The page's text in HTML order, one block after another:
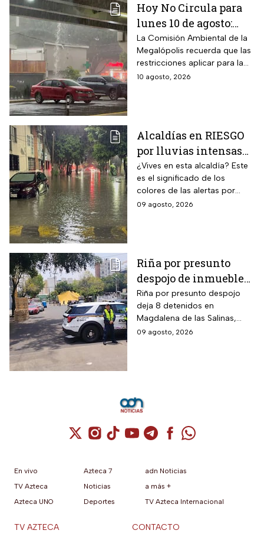
Hoy No Circula para
lunes 10 de agosto:
¿Qué autos descansan
en CDMX y Edomex?
La Comisión Ambiental de la
Megalópolis recuerda que las
restricciones aplicar para la
Ciudad de México y Estado
10 agosto, 2026
Alcaldías en RIESGO
por lluvias intensas
en CDMX hoy 9 de
agosto: ¿dónde hay
alerta y peligro de
inundaciones?
¿Vives en esta alcaldía? Este
es el significado de los
colores de las alertas por
lluvias en la capital mexicana.
09 agosto, 2026
Riña por presunto
despojo de inmueble
en la GAM deja 8
detenidos
Riña por presunto despojo
deja 8 detenidos en
Magdalena de las Salinas,
GAM. Vecina denuncia intento
09 agosto, 2026
Cuenta de X / Twitter (se abre en una
Cuenta de Instagram (se abre en una
Cuenta de TikTok (se abre en
Cuenta de YouTube (se abre
Cuenta de Telegram (se
Cuenta de
Cuenta de
En vivo
TV Azteca
Azteca UNO
Azteca 7
Noticias
Deportes
adn Noticias
a más +
TV Azteca Internacional
TV AZTECA CONTACTO